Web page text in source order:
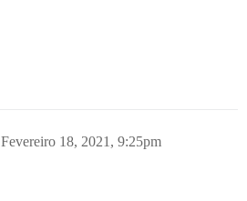
Fevereiro 18, 2021, 9:25pm